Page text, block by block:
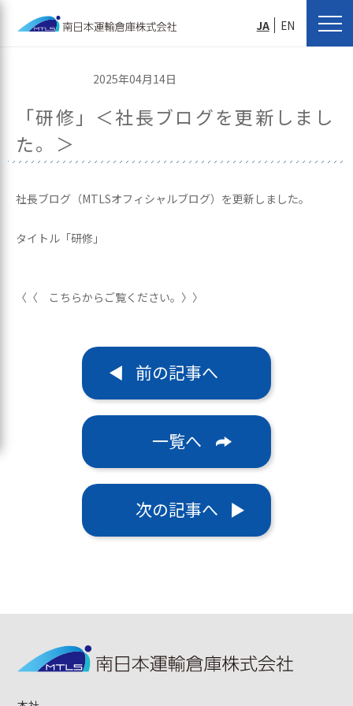
JA EN
2025年04月14日
「研修」＜社長ブログを更新しまし
た。＞
社長ブログ（MTLSオフィシャルブログ）を更新しました。
タイトル「研修」
〈〈 こちらからご覧ください。〉〉
前の記事へ
一覧へ
次の記事へ